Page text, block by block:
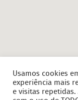
Usamos cookies
experiência mais
e visitas repetidas.